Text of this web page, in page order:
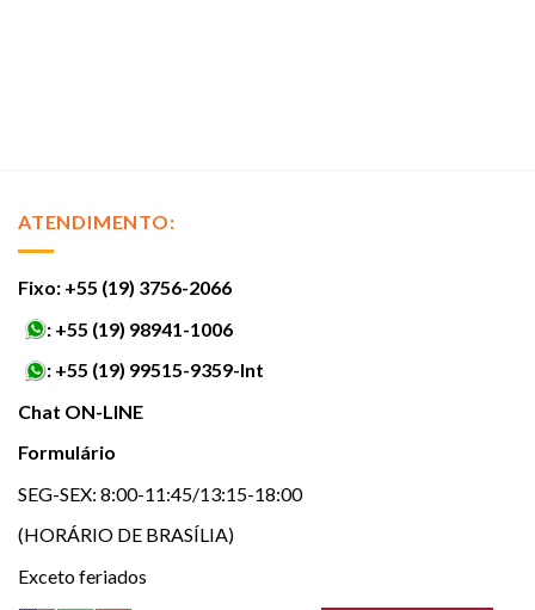
ATENDIMENTO:
Fixo: +55 (19) 3756-2066
: +55 (19) 98941-1006
: +55 (19) 99515-9359-Int
Chat ON-LINE
Formulário
SEG-SEX: 8:00-11:45/13:15-18:00
(HORÁRIO DE BRASÍLIA)
Exceto feriados